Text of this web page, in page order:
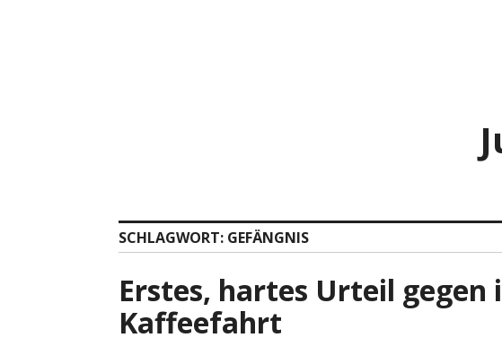
SCHLAGWORT: GEFÄNGNIS
Erstes, hartes Urteil gegen
Kaffeefahrt